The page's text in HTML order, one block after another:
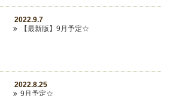
2022.9.7
【最新版】9月予定☆
2022.8.25
9月予定☆